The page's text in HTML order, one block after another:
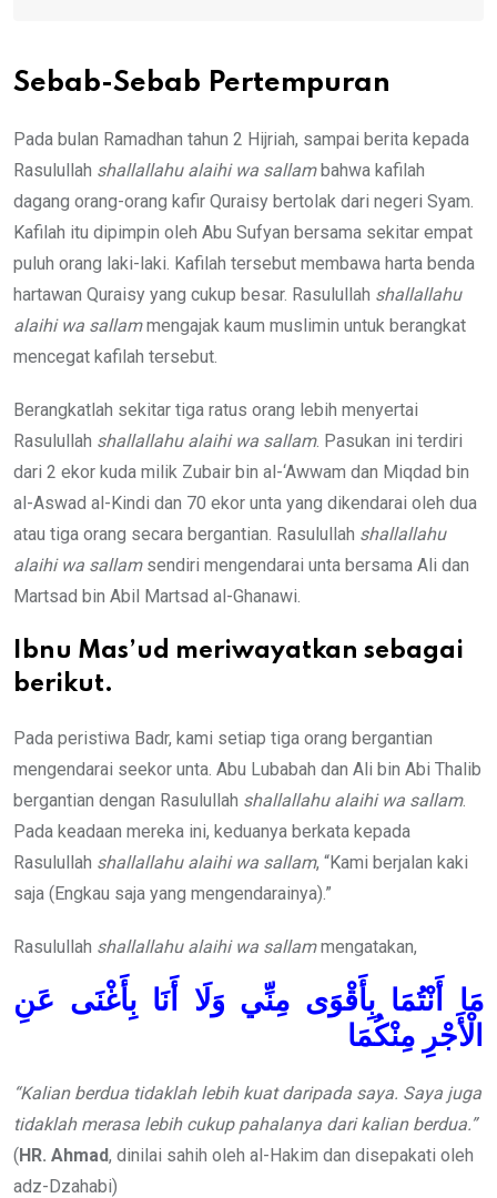
Sebab-Sebab Pertempuran
Pada bulan Ramadhan tahun 2 Hijriah, sampai berita kepada
Rasulullah shallallahu alaihi wa sallambahwa kafilah
dagang orang-orang kafir Quraisy bertolak dari negeri Syam.
Kafilah itu dipimpin oleh Abu Sufyan bersama sekitar empat
puluh orang laki-laki. Kafilah tersebut membawa harta benda
hartawan Quraisy yang cukup besar. Rasulullah shallallahu
alaihi wa sallammengajak kaum muslimin untuk berangkat
mencegat kafilah tersebut.
Berangkatlah sekitar tiga ratus orang lebih menyertai
Rasulullah shallallahu alaihi wa sallam. Pasukan ini terdiri
dari 2 ekor kuda milik Zubair bin al-‘Awwam dan Miqdad bin
al-Aswad al-Kindi dan 70 ekor unta yang dikendarai oleh dua
atau tiga orang secara bergantian. Rasulullah shallallahu
alaihi wa sallamsendiri mengendarai unta bersama Ali dan
Martsad bin Abil Martsad al-Ghanawi.
Ibnu Mas’ud meriwayatkan sebagai
berikut.
Pada peristiwa Badr, kami setiap tiga orang bergantian
mengendarai seekor unta. Abu Lubabah dan Ali bin Abi Thalib
bergantian dengan Rasulullah shallallahu alaihi wa sallam.
Pada keadaan mereka ini, keduanya berkata kepada
Rasulullah shallallahu alaihi wa sallam, “Kami berjalan kaki
saja (Engkau saja yang mengendarainya).”
Rasulullah shallallahu alaihi wa sallammengatakan,
مَا أَنْتُمَا بِأَقْوَى مِنِّي وَلَا أَنَا بِأَغْنَى عَنِ
الْأَجْرِ مِنْكُمَا
“Kalian berdua tidaklah lebih kuat daripada saya. Saya juga
tidaklah merasa lebih cukup pahalanya dari kalian berdua.”
(HR. Ahmad, dinilai sahih oleh al-Hakim dan disepakati oleh
adz-Dzahabi)